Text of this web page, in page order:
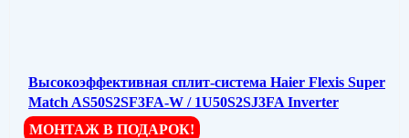
Высокоэффективная сплит-система Haier Flexis Super
Match AS50S2SF3FA-W / 1U50S2SJ3FA Inverter
МОНТАЖ В ПОДАРОК!